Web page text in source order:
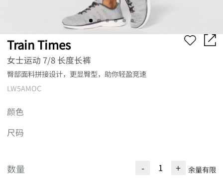
Train Times
女士运动 7/8 长度长裤
臀部面料拼接设计，更显臀型，助你轻盈竞速
LW5AMOC
颜色
尺码
数量 - + 余量有限